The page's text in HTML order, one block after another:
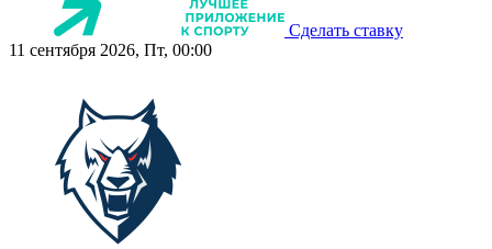
Сделать ставку
11 сентября 2026, Пт, 00:00